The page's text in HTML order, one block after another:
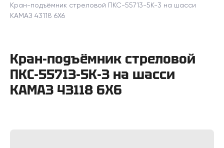
Кран-подъёмник стреловой ПКС-55713-5К-3 на шасси
КАМАЗ 43118 6Х6
Кран-подъёмник стреловой
ПКС-55713-5К-3 на шасси
КАМАЗ 43118 6Х6